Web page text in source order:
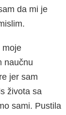
da mi je
moje
naučnu
jer sam
života sa
sami. Pustila